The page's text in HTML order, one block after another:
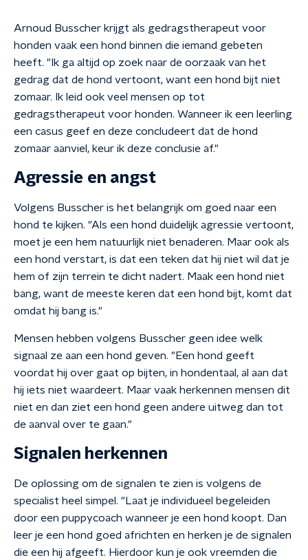
Arnoud Busscher krijgt als gedragstherapeut voor
honden vaak een hond binnen die iemand gebeten
heeft. "Ik ga altijd op zoek naar de oorzaak van het
gedrag dat de hond vertoont, want een hond bijt niet
zomaar. Ik leid ook veel mensen op tot
gedragstherapeut voor honden. Wanneer ik een leerling
een casus geef en deze concludeert dat de hond
zomaar aanviel, keur ik deze conclusie af."
Agressie en angst
Volgens Busscher is het belangrijk om goed naar een
hond te kijken. "Als een hond duidelijk agressie vertoont,
moet je een hem natuurlijk niet benaderen. Maar ook als
een hond verstart, is dat een teken dat hij niet wil dat je
hem of zijn terrein te dicht nadert. Maak een hond niet
bang, want de meeste keren dat een hond bijt, komt dat
omdat hij bang is."
Mensen hebben volgens Busscher geen idee welk
signaal ze aan een hond geven. "Een hond geeft
voordat hij over gaat op bijten, in hondentaal, al aan dat
hij iets niet waardeert. Maar vaak herkennen mensen dit
niet en dan ziet een hond geen andere uitweg dan tot
de aanval over te gaan."
Signalen herkennen
De oplossing om de signalen te zien is volgens de
specialist heel simpel. "Laat je individueel begeleiden
door een puppycoach wanneer je een hond koopt. Dan
leer je een hond goed africhten en herken je de signalen
die een hij afgeeft. Hierdoor kun je ook vreemden die